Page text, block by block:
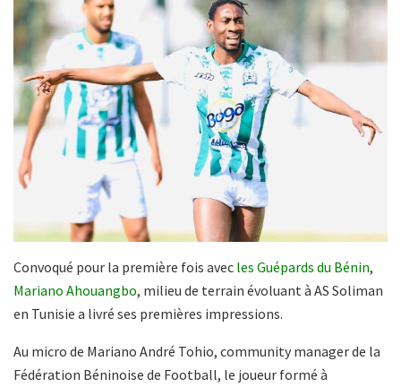
Convoqué pour la première fois avec les Guépards du Bénin,
Mariano Ahouangbo, milieu de terrain évoluant à AS Soliman
en Tunisie a livré ses premières impressions.
Au micro de Mariano André Tohio, community manager de la
Fédération Béninoise de Football, le joueur formé à